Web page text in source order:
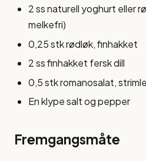
2 ss naturell yoghurt eller
melkefri)
0,25 stk rødløk, finhakket
2 ss finhakket fersk dill
0,5 stk romanosalat,
En klype salt og pepper
Fremgangsmåte